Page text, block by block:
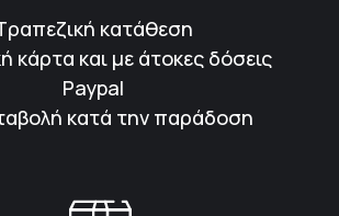
κατάθεση
κάρτα και με άτοκες δόσεις
Paypal
κατά την παράδοση